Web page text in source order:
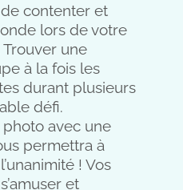
contenter et
lors de votre
une
à la fois les
durant plusieurs
défi.
avec une
permettra à
! Vos
et